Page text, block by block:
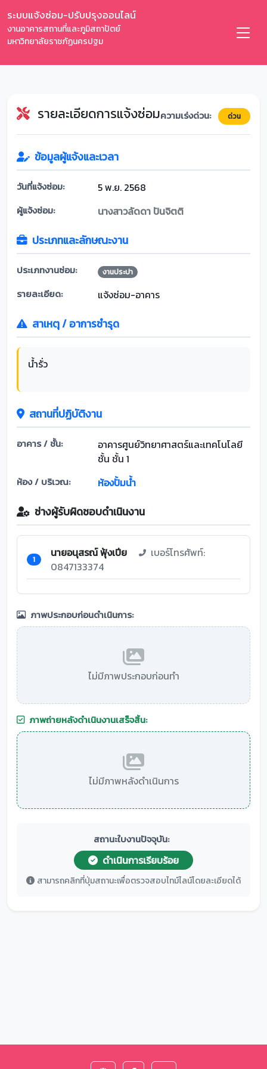
ระบบแจ้งซ่อม-ปรับปรุงออนไลน์
งานอาคารสถานที่และภูมิสถาปัตย์
มหาวิทยาลัยราชภัฏนครปฐม
รายละเอียดการแจ้งซ่อมความเร่งด่วน: ด่วน
ข้อมูลผู้แจ้งและเวลา
วันที่แจ้งซ่อม: 5 พ.ย. 2568
ผู้แจ้งซ่อม: นางสาวลัดดา ปันจิตติ
ประเภทและลักษณะงาน
ประเภทงานซ่อม: งานประปา
รายละเอียด: แจ้งซ่อม-อาคาร
สาเหตุ / อาการชำรุด
น้ำรั่ว
สถานที่ปฏิบัติงาน
อาคาร / ชั้น:
อาคารศูนย์วิทยาศาสตร์และเทคโนโลยี
ชั้น ชั้น 1
ห้อง / บริเวณ: ห้องปั้มน้ำ
ช่างผู้รับผิดชอบดำเนินงาน
1 นายอนุสรณ์ ฟุ้งเปีย
เบอร์โทรศัพท์:
0847133374
ภาพประกอบก่อนดำเนินการ:
ไม่มีภาพประกอบก่อนทำ
ภาพถ่ายหลังดำเนินงานเสร็จสิ้น:
ไม่มีภาพหลังดำเนินการ
สถานะใบงานปัจจุบัน:
ดำเนินการเรียบร้อย
สามารถคลิกที่ปุ่มสถานะเพื่อตรวจสอบไทม์ไลน์โดยละเอียดได้